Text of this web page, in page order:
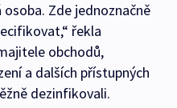
Zde jednoznačně
řekla
obchodů,
a dalších přístupných
dezinfikovali.